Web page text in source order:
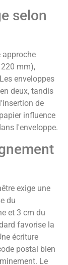
selon
approche
mm),
enveloppes
deux, tandis
de
influence
l'enveloppe.
exige une
du
et 3 cm du
favorise la
écriture
postal bien
Le